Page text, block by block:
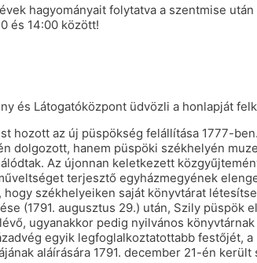
hagyományait folytatva a szentmise
és 14:00 között!
és Látogatóközpont üdvözli a honlapját
hozott az új püspökség felállítása 1777-
dolgozott, hanem püspöki székhelyén
Az újonnan keletkezett
terjesztő egyházmegyének
székhelyeiken saját könyvtárat
(1791. augusztus 29.) után, Szily
ugyanakkor pedig nyilvános
egyik legfoglalkoztatottabb festőjét,
aláírására 1791. december 21-én